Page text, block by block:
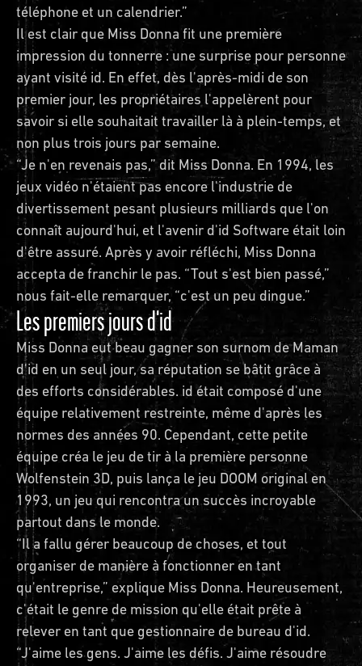
téléphone et un calendrier.”
Il est clair que Miss Donna fit une première
impression du tonnerre : une surprise pour personne
ayant visité id. En effet, dès l'après-midi de son
premier jour, les propriétaires l'appelèrent pour
savoir si elle souhaitait travailler là à plein-temps, et
non plus trois jours par semaine.
“Je n'en revenais pas,” dit Miss Donna. En 1994, les
jeux vidéo n'étaient pas encore l'industrie de
divertissement pesant plusieurs milliards que l'on
connaît aujourd'hui, et l'avenir d'id Software était loin
d'être assuré. Après y avoir réfléchi, Miss Donna
accepta de franchir le pas. “Tout s'est bien passé,”
nous fait-elle remarquer, “c'est un peu dingue.”
Les premiers jours d'id
Miss Donna eut beau gagner son surnom de Maman
d'id en un seul jour, sa réputation se bâtit grâce à
des efforts considérables. id était composé d'une
équipe relativement restreinte, même d'après les
normes des années 90. Cependant, cette petite
équipe créa le jeu de tir à la première personne
Wolfenstein 3D, puis lança le jeu DOOM original en
1993, un jeu qui rencontra un succès incroyable
partout dans le monde.
“Il a fallu gérer beaucoup de choses, et tout
organiser de manière à fonctionner en tant
qu'entreprise,” explique Miss Donna. Heureusement,
c'était le genre de mission qu'elle était prête à
relever en tant que gestionnaire de bureau d'id.
“J'aime les gens. J'aime les défis. J'aime résoudre